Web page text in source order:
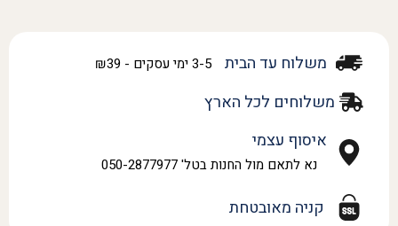
משלוח עד הבית 3-5 ימי עסקים - ₪39
משלוחים לכל הארץ
איסוף עצמי
נא לתאם מול החנות בטל' 050-2877977
קניה מאובטחת